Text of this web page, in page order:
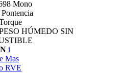
Mono
Pontencia
HÚMEDO SIN
i
Mas
RVE